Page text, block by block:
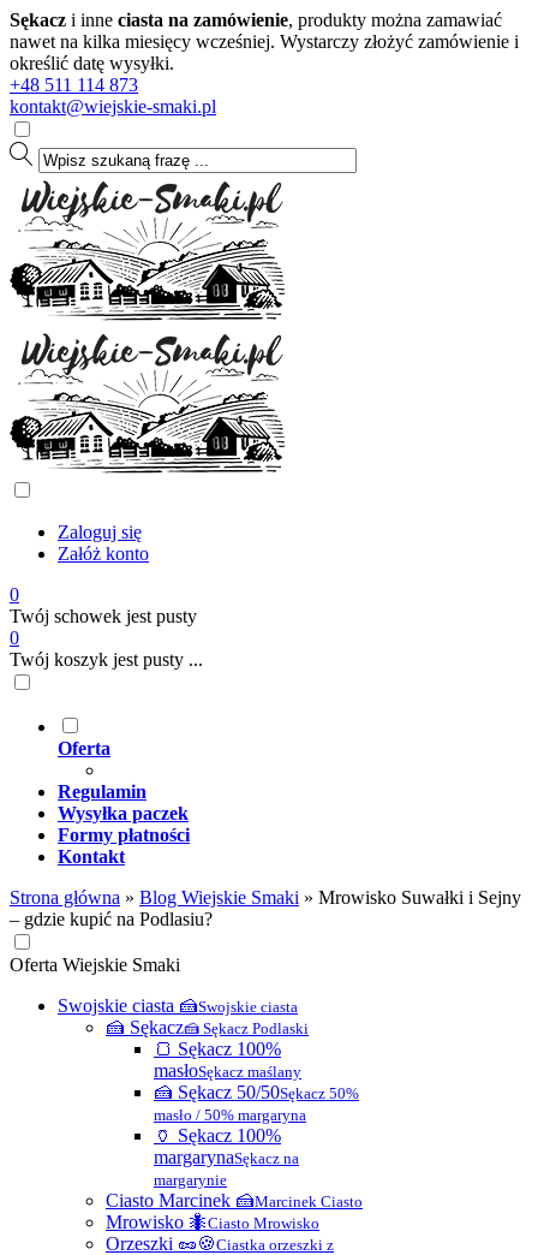
Sękacz i inne ciasta na zamówienie, produkty można zamawiać
nawet na kilka miesięcy wcześniej. Wystarczy złożyć zamówienie i
określić datę wysyłki.
+48 511 114 873
kontakt@wiejskie-smaki.pl
Zaloguj się
Załóż konto
0
Twój schowek jest pusty
0
Twój koszyk jest pusty ...
Oferta
Regulamin
Wysyłka paczek
Formy płatności
Kontakt
Strona główna » Blog Wiejskie Smaki » Mrowisko Suwałki i Sejny
– gdzie kupić na Podlasiu?
Oferta Wiejskie Smaki
Swojskie ciasta 🍰Swojskie ciasta
🍰 Sękacz🍰 Sękacz Podlaski
🍞 Sękacz 100%
masłoSękacz maślany
🍰 Sękacz 50/50Sękacz 50%
masło / 50% margaryna
🏺 Sękacz 100%
margarynaSękacz na
margarynie
Ciasto Marcinek 🍰Marcinek Ciasto
Mrowisko 🐜Ciasto Mrowisko
Orzeszki 🥜🍪Ciastka orzeszki z